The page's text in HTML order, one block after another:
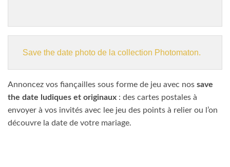
Save the date photo de la collection Photomaton.
Annoncez vos fiançailles sous forme de jeu avec nos save
the date ludiques et originaux : des cartes postales à
envoyer à vos invités avec lee jeu des points à relier ou l’on
découvre la date de votre mariage.